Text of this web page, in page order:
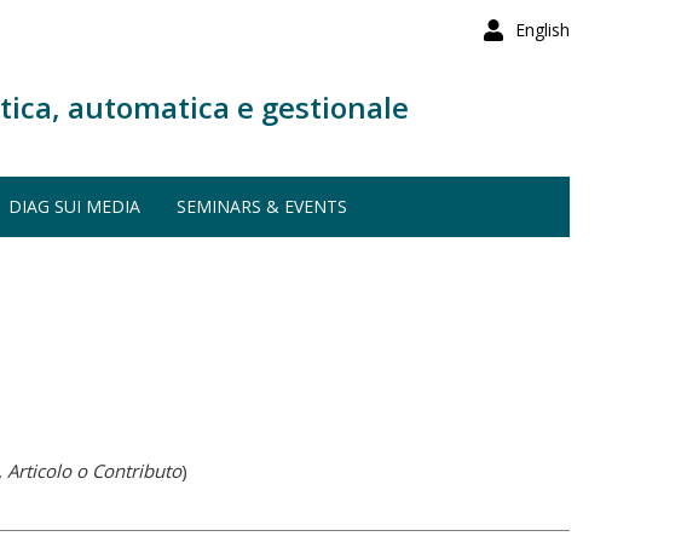
English
automatica e gestionale
DIAG SUI MEDIA SEMINARS & EVENTS
Articolo o Contributo)